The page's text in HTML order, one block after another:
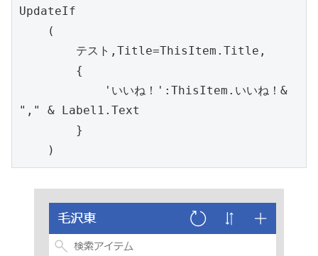
UpdateIf
"," & Label1.Text
    )